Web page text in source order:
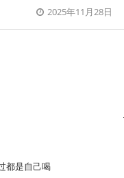
2025年11月28日
都是自己喝